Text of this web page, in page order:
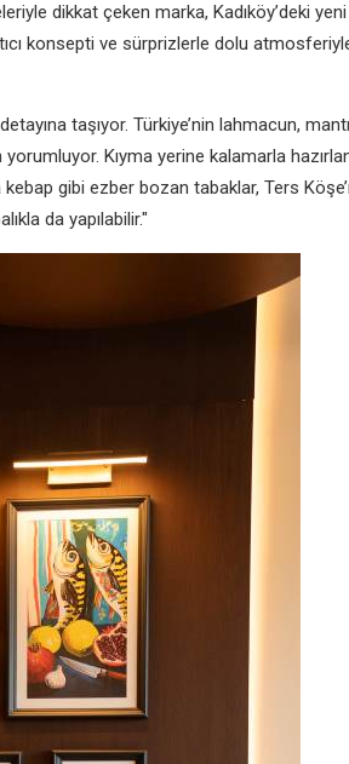
dikkat çeken marka, Kadıköy’deki yeni
konsepti ve sürprizlerle dolu
taşıyor. Türkiye’nin lahmacun,
Kıyma yerine kalamarla
gibi ezber bozan tabaklar, Ters
da yapılabilir."